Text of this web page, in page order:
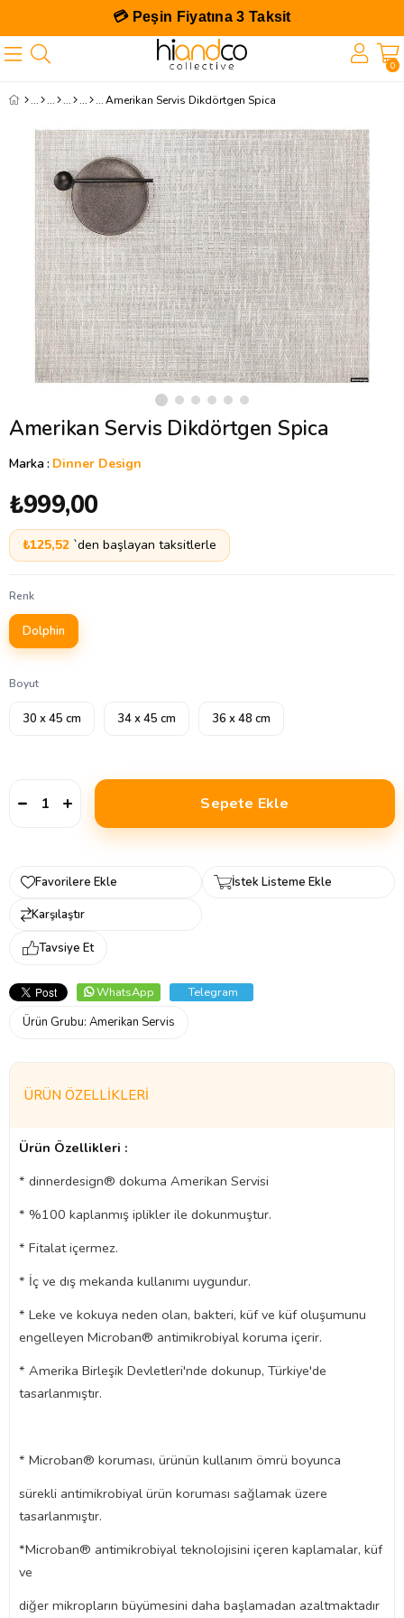
💳 Peşin Fiyatına 3 Taksit
0
Amerikan Servis Dikdörtgen Spica
Amerikan Servis Dikdörtgen Spica
Marka: Dinner Design
₺999,00
₺125,52 `den başlayan taksitlerle
Renk
Dolphin
Boyut
30 x 45 cm 34 x 45 cm 36 x 48 cm
Favorilere Ekle
İstek Listeme Ekle
Karşılaştır
Tavsiye Et
WhatsApp
Telegram
Ürün Grubu: Amerikan Servis
ÜRÜN ÖZELLIKLERI
Ürün Özellikleri :
* dinnerdesign® dokuma Amerikan Servisi
* %100 kaplanmış iplikler ile dokunmuştur.
* Fitalat içermez.
* İç ve dış mekanda kullanımı uygundur.
* Leke ve kokuya neden olan, bakteri, küf ve küf oluşumunu
engelleyen Microban® antimikrobiyal koruma içerir.
* Amerika Birleşik Devletleri'nde dokunup, Türkiye'de
tasarlanmıştır.
* Microban® koruması, ürünün kullanım ömrü boyunca
sürekli antimikrobiyal ürün koruması sağlamak üzere
tasarlanmıştır.
*Microban® antimikrobiyal teknolojisini içeren kaplamalar, küf
ve
diğer mikropların büyümesini daha başlamadan azaltmaktadır